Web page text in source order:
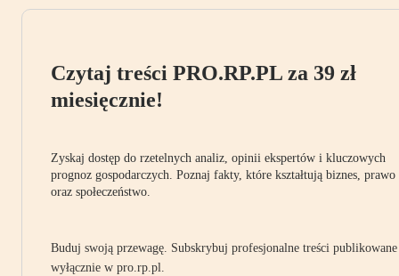
Czytaj treści PRO.RP.PL za 39 zł
miesięcznie!
Zyskaj dostęp do rzetelnych analiz, opinii ekspertów i kluczowych
prognoz gospodarczych. Poznaj fakty, które kształtują biznes, prawo
oraz społeczeństwo.
Buduj swoją przewagę. Subskrybuj profesjonalne treści publikowane
wyłącznie w pro.rp.pl.